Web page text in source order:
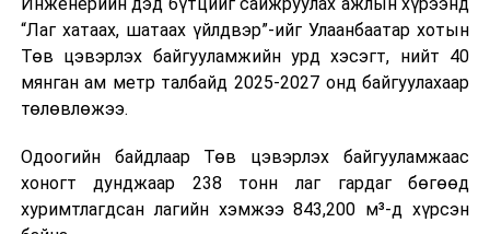
өдөр тутмын ажлын бэлэн байдлыг хангах зэрэг
практик ур чадварыг сургалтын хөтөлбөрт тусгажээ.
Сургалтыг танилцуулах лекц, асуулт-хариулт,
жишээнд суурилсан сургалт, багаар ажиллах дасгал,
танилцах, онцгой нөхцөлд ажиллах дадлага зэрэг
онол, практик хосолсон хэлбэрээр зохион байгуулж
байна.
Инженерийн дэд бүтцийг сайжруулах ажлын хүрээнд
“Лаг хатаах, шатаах үйлдвэр”-ийг Улаанбаатар хотын
Төв цэвэрлэх байгууламжийн урд хэсэгт, нийт 40
мянган ам метр талбайд 2025-2027 онд байгуулахаар
төлөвлөжээ.
Одоогийн байдлаар Төв цэвэрлэх байгууламжаас
хоногт дунджаар 238 тонн лаг гардаг бөгөөд
хуримтлагдсан лагийн хэмжээ 843,200 м³-д хүрсэн